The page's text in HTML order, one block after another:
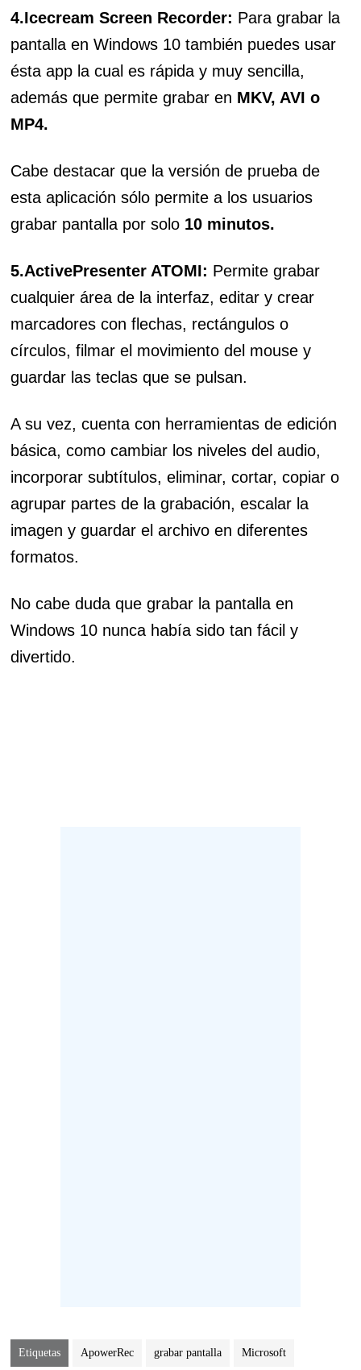
4.Icecream Screen Recorder: Para grabar la
pantalla en Windows 10 también puedes usar
ésta app la cual es rápida y muy sencilla,
además que permite grabar en MKV, AVI o
MP4.
Cabe destacar que la versión de prueba de
esta aplicación sólo permite a los usuarios
grabar pantalla por solo 10 minutos.
5.ActivePresenter ATOMI: Permite grabar
cualquier área de la interfaz, editar y crear
marcadores con flechas, rectángulos o
círculos, filmar el movimiento del mouse y
guardar las teclas que se pulsan.
A su vez, cuenta con herramientas de edición
básica, como cambiar los niveles del audio,
incorporar subtítulos, eliminar, cortar, copiar o
agrupar partes de la grabación, escalar la
imagen y guardar el archivo en diferentes
formatos.
No cabe duda que grabar la pantalla en
Windows 10 nunca había sido tan fácil y
divertido.
Etiquetas ApowerRec grabar pantalla Microsoft